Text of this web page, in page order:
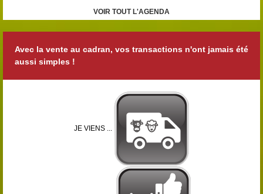
VOIR TOUT L'AGENDA
Avec la vente au cadran, vos transactions n'ont jamais été
aussi simples !
JE VIENS ...